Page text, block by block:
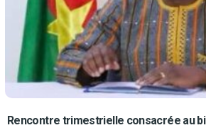
Rencontre trimestrielle consacrée au